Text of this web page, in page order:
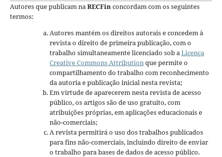
Autores que publicam naRECFinconcordam com os seguintes
termos:
Autores mantém os direitos autorais e concedem à
revista o direito de primeira publicação, com o
trabalho simultaneamente licenciado sob aLicença
Creative Commons Attributionque permite o
compartilhamento do trabalho com reconhecimento
da autoria e publicação inicial nesta revista;
Em virtude de aparecerem nesta revista de acesso
público, os artigos são de uso gratuito, com
atribuições próprias, em aplicações educacionais e
não-comerciais;
A revista permitirá o uso dos trabalhos publicados
para fins não-comerciais, incluindo direito de enviar
o trabalho para bases de dados de acesso público.